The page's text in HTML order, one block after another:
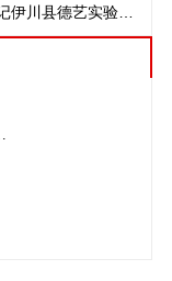
● 一把剪刀承文脉 半世讲台育童心——记伊川县德艺实验小学非遗剪纸传承人方公才